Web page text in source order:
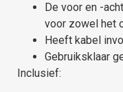
De voor en -
voor zowel het
Heeft kabel
Gebruiksklaar
Inclusief: